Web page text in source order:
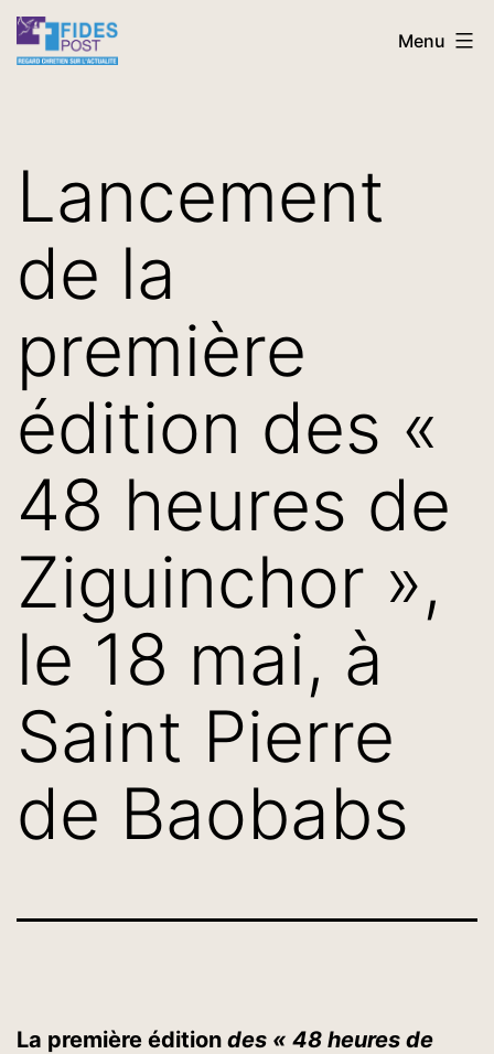
Aller
auFidesPost Menu
Lancement
de la
première
édition des «
48 heures de
Ziguinchor »,
le 18 mai, à
Saint Pierre
de Baobabs
La première édition des « 48 heures de